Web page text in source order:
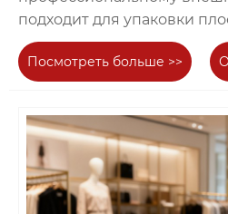
подходит для упаковки
Посмотреть больше >>